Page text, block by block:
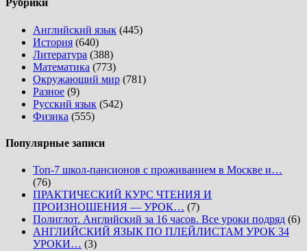
Рубрики
Английский язык (445)
История (640)
Литература (388)
Математика (773)
Окружающий мир (781)
Разное (9)
Русский язык (542)
Физика (555)
Популярные записи
Топ-7 школ-пансионов с проживанием в Москве и…
(76)
ПРАКТИЧЕСКИЙ КУРС ЧТЕНИЯ И
ПРОИЗНОШЕНИЯ — УРОК… (7)
Полиглот. Английский за 16 часов. Все уроки подряд (6)
АНГЛИЙСКИЙ ЯЗЫК ПО ПЛЕЙЛИСТАМ УРОК 34
УРОКИ… (3)